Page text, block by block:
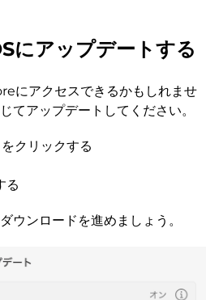
にアップデートする
にアクセスできるかもしれませ
てアップデートしてください。
クリックする
る
ウンロードを進めましょう。